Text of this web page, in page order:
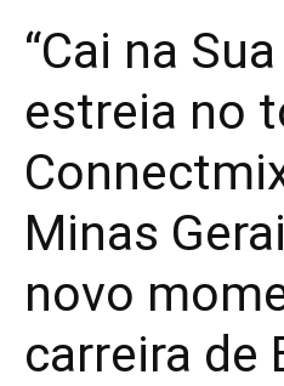
“Cai na
estreia no
Minas
novo
carreira de